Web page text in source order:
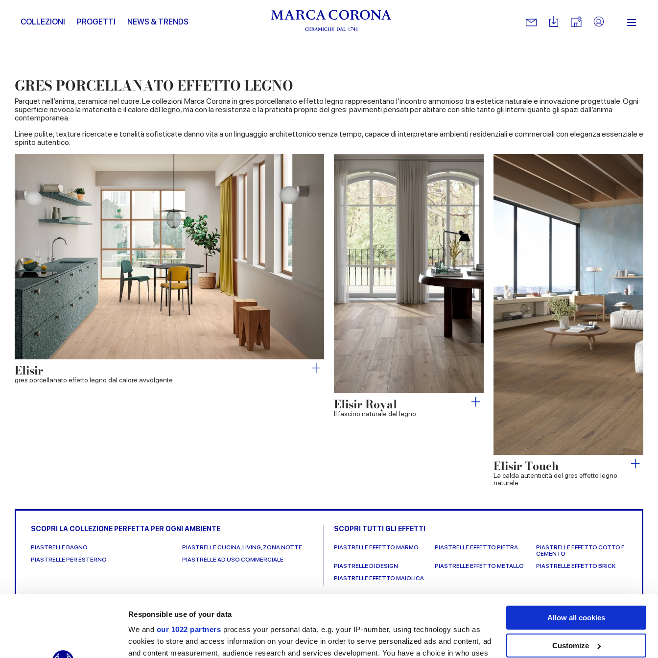
Responsible use of your data
We and our 1022 partners process your personal data, e.g. your IP-number, using technology such as
cookies to store and access information on your device in order to serve personalized ads and content, ad
and content measurement, audience research and services development. You have a choice in who uses
Allow all cookies
Customize
COLLEZIONI PROGETTI NEWS & TRENDS
GRES PORCELLANATO EFFETTO LEGNO
Parquet nell’anima, ceramica nel cuore. Le collezioni Marca Corona in gres porcellanato effetto legno rappresentano l’incontro armonioso tra estetica naturale e innovazione progettuale. Ogni
superficie rievoca la matericità e il calore del legno, ma con la resistenza e la praticità proprie del gres: pavimenti pensati per abitare con stile tanto gli interni quanto gli spazi dall’anima
contemporanea.
Linee pulite, texture ricercate e tonalità sofisticate danno vita a un linguaggio architettonico senza tempo, capace di interpretare ambienti residenziali e commerciali con eleganza essenziale e
spirito autentico.
Elisir
gres porcellanato effetto legno dal calore avvolgente
Elisir Royal
Il fascino naturale del legno
Elisir Touch
La calda autenticità del gres effetto legno
naturale
SCOPRI LA COLLEZIONE PERFETTA PER OGNI AMBIENTE
PIASTRELLE BAGNO
PIASTRELLE CUCINA, LIVING, ZONA NOTTE
PIASTRELLE PER ESTERNO
PIASTRELLE AD USO COMMERCIALE
SCOPRI TUTTI GLI EFFETTI
PIASTRELLE EFFETTO MARMO PIASTRELLE EFFETTO PIETRA
PIASTRELLE EFFETTO COTTO E
CEMENTO
PIASTRELLE DI DESIGN
PIASTRELLE EFFETTO METALLO
PIASTRELLE EFFETTO BRICK
PIASTRELLE EFFETTO MAIOLICA
© 2026 CERAMICHE MARCA CORONA S.P.A.
Ceramiche Marca Corona
S.p.a. - P.IVA: IT00628160368
Link utili Area legale Seguici su